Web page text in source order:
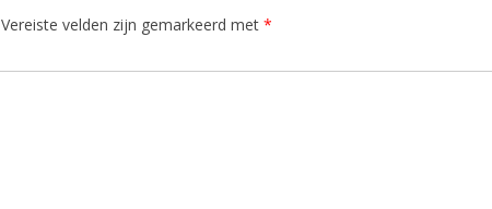
Vereiste velden zijn gemarkeerd met *